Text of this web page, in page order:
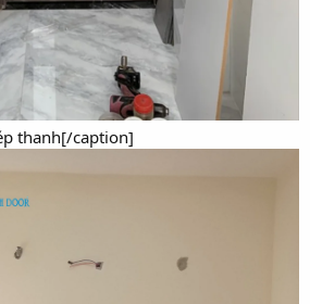
thanh[/caption]